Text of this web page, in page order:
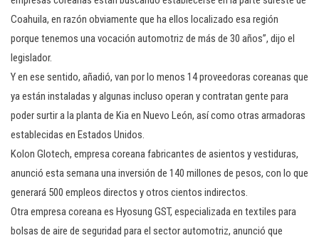
Coahuila, en razón obviamente que ha ellos localizado esa región
porque tenemos una vocación automotriz de más de 30 años”, dijo el
legislador.
Y en ese sentido, añadió, van por lo menos 14 proveedoras coreanas que
ya están instaladas y algunas incluso operan y contratan gente para
poder surtir a la planta de Kia en Nuevo León, así como otras armadoras
establecidas en Estados Unidos.
Kolon Glotech, empresa coreana fabricantes de asientos y vestiduras,
anunció esta semana una inversión de 140 millones de pesos, con lo que
generará 500 empleos directos y otros cientos indirectos.
Otra empresa coreana es Hyosung GST, especializada en textiles para
bolsas de aire de seguridad para el sector automotriz, anunció que